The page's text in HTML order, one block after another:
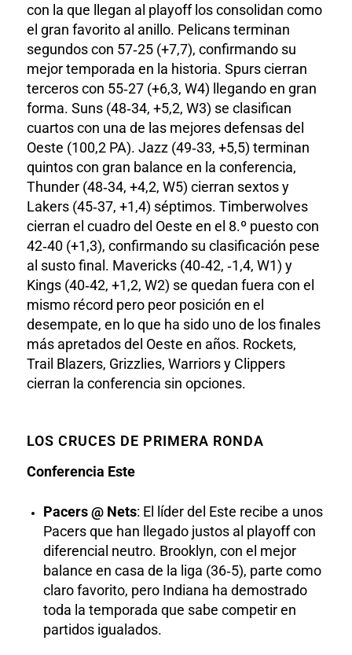
con la que llegan al playoff los consolidan como
el gran favorito al anillo. Pelicans terminan
segundos con 57‑25 (+7,7), confirmando su
mejor temporada en la historia. Spurs cierran
terceros con 55‑27 (+6,3, W4) llegando en gran
forma. Suns (48‑34, +5,2, W3) se clasifican
cuartos con una de las mejores defensas del
Oeste (100,2 PA). Jazz (49‑33, +5,5) terminan
quintos con gran balance en la conferencia,
Thunder (48‑34, +4,2, W5) cierran sextos y
Lakers (45‑37, +1,4) séptimos. Timberwolves
cierran el cuadro del Oeste en el 8.º puesto con
42‑40 (+1,3), confirmando su clasificación pese
al susto final. Mavericks (40‑42, ‑1,4, W1) y
Kings (40‑42, +1,2, W2) se quedan fuera con el
mismo récord pero peor posición en el
desempate, en lo que ha sido uno de los finales
más apretados del Oeste en años. Rockets,
Trail Blazers, Grizzlies, Warriors y Clippers
cierran la conferencia sin opciones.
LOS CRUCES DE PRIMERA RONDA
Conferencia Este
Pacers @ Nets: El líder del Este recibe a unos
Pacers que han llegado justos al playoff con
diferencial neutro. Brooklyn, con el mejor
balance en casa de la liga (36‑5), parte como
claro favorito, pero Indiana ha demostrado
toda la temporada que sabe competir en
partidos igualados.